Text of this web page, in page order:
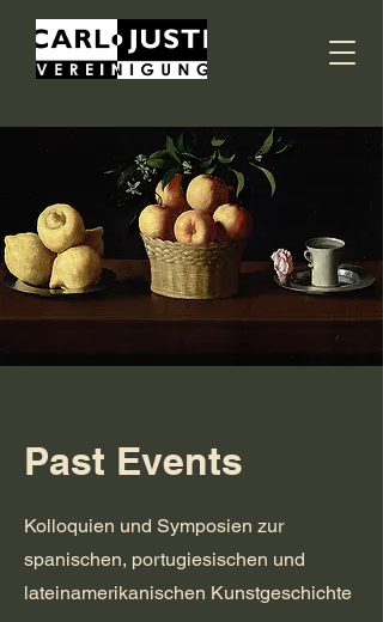
Past Events
Kolloquien und Symposien zur
spanischen, portugiesischen und
lateinamerikanischen Kunstgeschichte